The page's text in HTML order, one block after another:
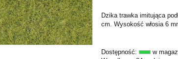
Dzika trawka imitująca
cm. Wysokość włosia 6
Dostępność:
w